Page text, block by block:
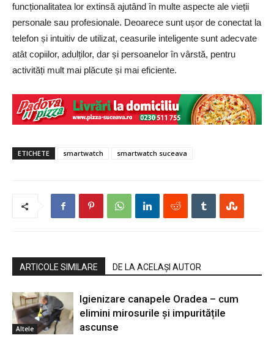
funcționalitatea lor extinsă ajutând în multe aspecte ale vieții
personale sau profesionale. Deoarece sunt ușor de conectat la
telefon și intuitiv de utilizat, ceasurile inteligente sunt adecvate
atât copiilor, adulților, dar și persoanelor în vârstă, pentru
activități mult mai plăcute și mai eficiente.
ETICHETE smartwatch smartwatch suceava
ARTICOLE SIMILARE DE LA ACELAȘI AUTOR
Altele
Igienizare canapele Oradea – cum
elimini mirosurile și impuritățile
ascunse